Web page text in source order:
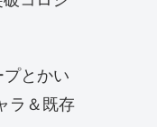
プとかい
ラ＆既存